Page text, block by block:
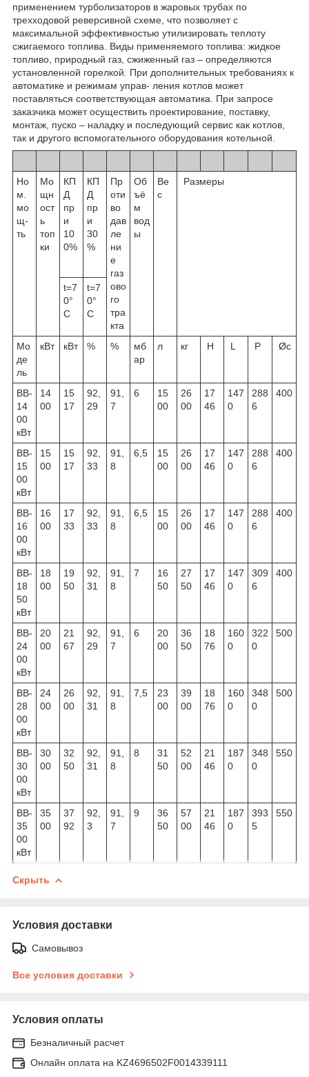
применением турболизаторов в жаровых трубах по
трехходовой реверсивной схеме, что позволяет с
максимальной эффективностью утилизировать теплоту
сжигаемого топлива. Виды применяемого топлива: жидкое
топливо, природный газ, сжиженный газ – определяются
установленной горелкой. При дополнительных требованиях к
автоматике и режимам управ- ления котлов может
поставляться соответствующая автоматика. При запросе
заказчика может осуществить проектирование, поставку,
монтаж, пуско – наладку и последующий сервис как котлов,
так и другого вспомогательного оборудования котельной.
Но
м.
мо
щ-
ть
Мо
щн
ост
ь
топ
ки
КП
Д
пр
и
10
0%
КП
Д
пр
и
30
%
Пр
оти
во
дав
ле
ни
е
газ
ово
го
тра
кта
Об
ъё
м
вод
ы
Ве
с
Размеры
t=7
0°
C
t=7
0°
C
Мо
де
ль
кВт кВт % %
мб
ар
л кг H L P Øc
ВВ-
14
00
кВт
14
00
15
17
92,
29
91,
7
6
15
00
26
00
17
46
147
0
288
6
400
ВВ-
15
00
кВт
15
00
15
17
92,
33
91,
8
6,5
15
00
26
00
17
46
147
0
288
6
400
ВВ-
16
00
кВт
16
00
17
33
92,
33
91,
8
6,5
15
00
26
00
17
46
147
0
288
6
400
ВВ-
18
50
кВт
18
00
19
50
92,
31
91,
8
7
16
50
27
50
17
46
147
0
309
6
400
ВВ-
24
00
кВт
20
00
21
67
92,
29
91,
7
6
20
00
36
50
18
76
160
0
322
0
500
ВВ-
28
00
кВт
24
00
26
00
92,
31
91,
8
7,5
23
00
39
00
18
76
160
0
348
0
500
ВВ-
30
00
кВт
30
00
32
50
92,
31
91,
8
8
31
50
52
00
21
46
187
0
348
0
550
ВВ-
35
00
кВт
35
00
37
92
92,
3
91,
7
9
36
50
57
00
21
46
187
0
393
5
550
Скрыть
Условия доставки
Самовывоз
Все условия доставки
Условия оплаты
Безналичный расчет
Онлайн оплата на KZ4696502F0014339111